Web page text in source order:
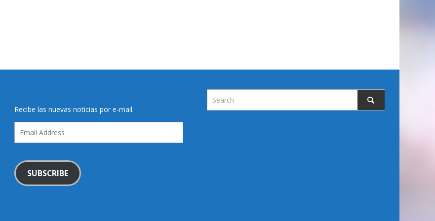
Recibe las nuevas noticias por e-mail.
Address
SUBSCRIBE